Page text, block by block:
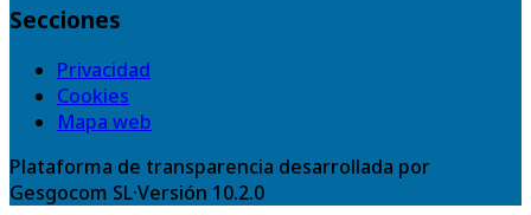
Secciones
Privacidad
Cookies
Mapa web
Plataforma de transparencia desarrollada por
Gesgocom SL·Versión 10.2.0